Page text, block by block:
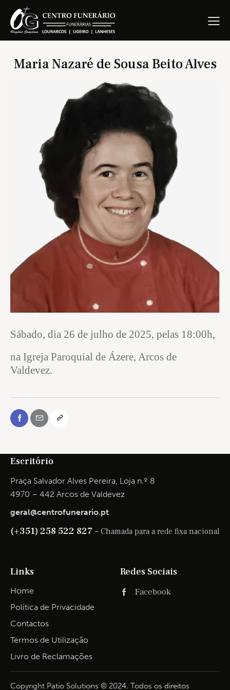
Maria Nazaré de Sousa Beito Alves
Sábado, dia 26 de julho de 2025, pelas 18:00h,
na Igreja Paroquial de Ázere, Arcos de
Valdevez.
Escritório
Praça Salvador Alves Pereira, Loja n.º 8
4970 – 442 Arcos de Valdevez
geral@centrofunerario.pt
(+351) 258 522 827 – Chamada para a rede fixa nacional
Links
Home
Política de Privacidade
Contactos
Termos de Utilização
Livro de Reclamações
Redes Sociais
Facebook
Copyright Patio Solutions © 2024. Todos os direitos